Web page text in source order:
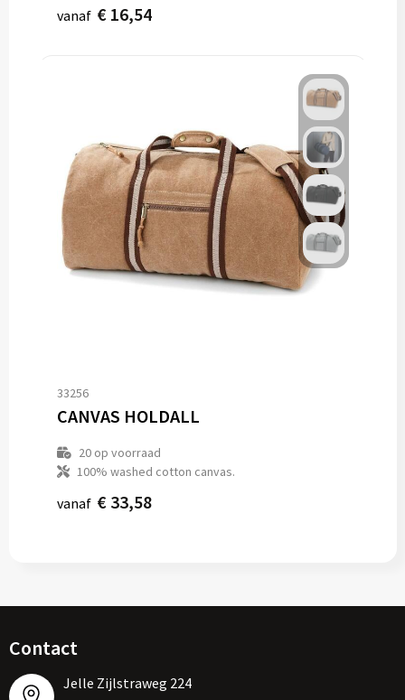
vanaf € 16,54
33256
CANVAS HOLDALL
20op voorraad
100% washed cotton canvas.
vanaf € 33,58
Contact
Jelle Zijlstraweg 224